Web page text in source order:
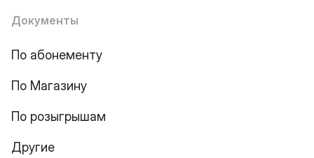
Документы
По абонементу
По Магазину
По розыгрышам
Другие